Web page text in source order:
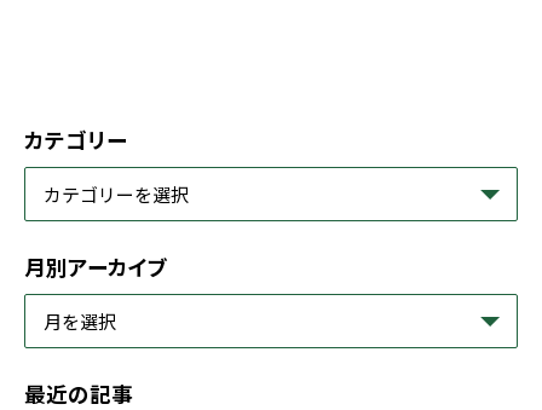
カテゴリー
月別アーカイブ
最近の記事